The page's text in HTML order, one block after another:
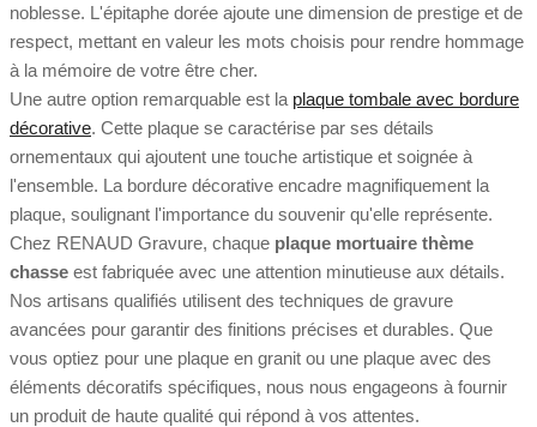
noblesse. L'épitaphe dorée ajoute une dimension de prestige et de
respect, mettant en valeur les mots choisis pour rendre hommage
à la mémoire de votre être cher.
Une autre option remarquable est la plaque tombale avec bordure
décorative. Cette plaque se caractérise par ses détails
ornementaux qui ajoutent une touche artistique et soignée à
l'ensemble. La bordure décorative encadre magnifiquement la
plaque, soulignant l'importance du souvenir qu'elle représente.
Chez RENAUD Gravure, chaque plaque mortuaire thème
chasse est fabriquée avec une attention minutieuse aux détails.
Nos artisans qualifiés utilisent des techniques de gravure
avancées pour garantir des finitions précises et durables. Que
vous optiez pour une plaque en granit ou une plaque avec des
éléments décoratifs spécifiques, nous nous engageons à fournir
un produit de haute qualité qui répond à vos attentes.